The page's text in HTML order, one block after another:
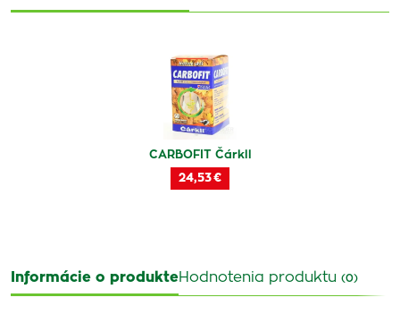
CARBOFIT Čárkll
24,53 €
Informácie o produkteHodnotenia produktu (0)